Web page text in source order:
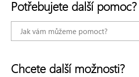
Potřebujete další pomoc?
Chcete další možnosti?